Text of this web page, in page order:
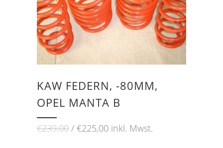
KAW FEDERN, -80MM,
OPEL MANTA B
€239,00Ursprünglicher
€225,00Aktueller
inkl. Mwst.